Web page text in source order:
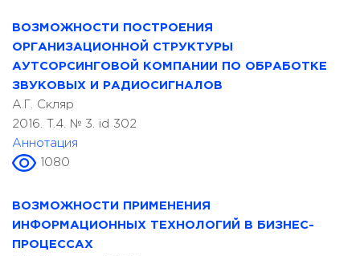
ВОЗМОЖНОСТИ ПОСТРОЕНИЯ
ОРГАНИЗАЦИОННОЙ СТРУКТУРЫ
АУТСОРСИНГОВОЙ КОМПАНИИ ПО ОБРАБОТКЕ
ЗВУКОВЫХ И РАДИОСИГНАЛОВ
А.Г. Скляр
2016. T.4. № 3. id 302
Аннотация
1080
ВОЗМОЖНОСТИ ПРИМЕНЕНИЯ
ИНФОРМАЦИОННЫХ ТЕХНОЛОГИЙ В БИЗНЕС-
ПРОЦЕССАХ